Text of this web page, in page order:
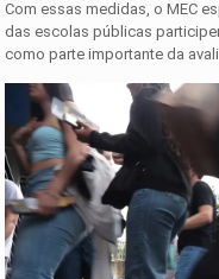
Com essas medidas, o MEC
das escolas públicas
como parte importante da